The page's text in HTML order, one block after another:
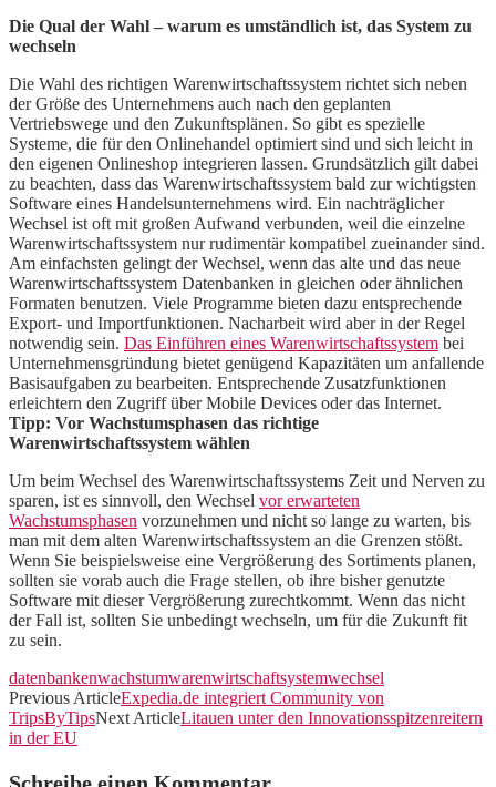
Die Qual der Wahl – warum es umständlich ist, das System zu
wechseln
Die Wahl des richtigen Warenwirtschaftssystem richtet sich neben
der Größe des Unternehmens auch nach den geplanten
Vertriebswege und den Zukunftsplänen. So gibt es spezielle
Systeme, die für den Onlinehandel optimiert sind und sich leicht in
den eigenen Onlineshop integrieren lassen. Grundsätzlich gilt dabei
zu beachten, dass das Warenwirtschaftssystem bald zur wichtigsten
Software eines Handelsunternehmens wird. Ein nachträglicher
Wechsel ist oft mit großen Aufwand verbunden, weil die einzelne
Warenwirtschaftssystem nur rudimentär kompatibel zueinander sind.
Am einfachsten gelingt der Wechsel, wenn das alte und das neue
Warenwirtschaftssystem Datenbanken in gleichen oder ähnlichen
Formaten benutzen. Viele Programme bieten dazu entsprechende
Export- und Importfunktionen. Nacharbeit wird aber in der Regel
notwendig sein. Das Einführen eines Warenwirtschaftssystem bei
Unternehmensgründung bietet genügend Kapazitäten um anfallende
Basisaufgaben zu bearbeiten. Entsprechende Zusatzfunktionen
erleichtern den Zugriff über Mobile Devices oder das Internet.
Tipp: Vor Wachstumsphasen das richtige
Warenwirtschaftssystem wählen
Um beim Wechsel des Warenwirtschaftssystems Zeit und Nerven zu
sparen, ist es sinnvoll, den Wechsel vor erwarteten
Wachstumsphasen vorzunehmen und nicht so lange zu warten, bis
man mit dem alten Warenwirtschaftssystem an die Grenzen stößt.
Wenn Sie beispielsweise eine Vergrößerung des Sortiments planen,
sollten sie vorab auch die Frage stellen, ob ihre bisher genutzte
Software mit dieser Vergrößerung zurechtkommt. Wenn das nicht
der Fall ist, sollten Sie unbedingt wechseln, um für die Zukunft fit
zu sein.
datenbankenwachstumwarenwirtschaftsystemwechsel
Previous ArticleExpedia.de integriert Community von
TripsByTipsNext ArticleLitauen unter den Innovationsspitzenreitern
in der EU